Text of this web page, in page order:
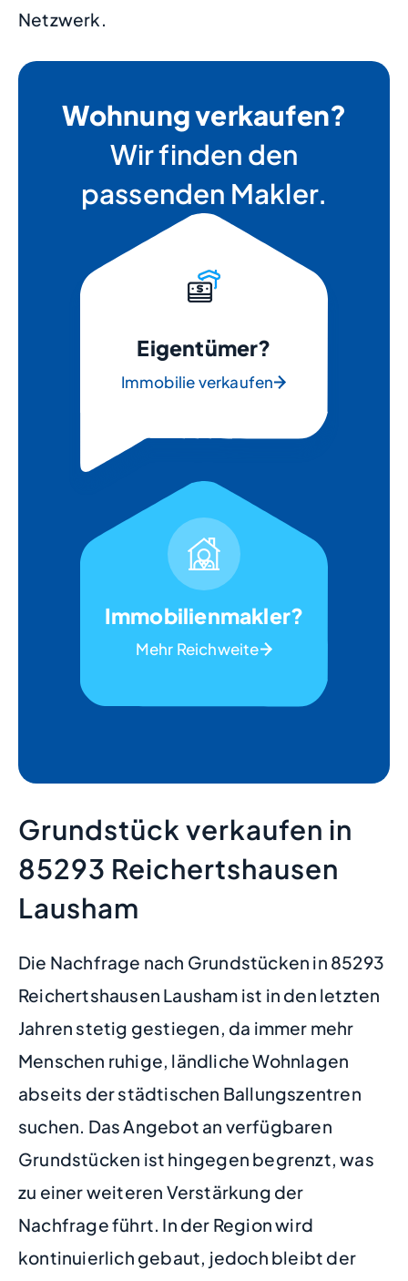
Netzwerk.
Wohnung verkaufen?
Wir finden den
passenden Makler.
Eigentümer?
Immobilie verkaufen
Immobilienmakler?
Mehr Reichweite
Grundstück verkaufen in
85293 Reichertshausen
Lausham
Die Nachfrage nach Grundstücken in 85293
Reichertshausen Lausham ist in den letzten
Jahren stetig gestiegen, da immer mehr
Menschen ruhige, ländliche Wohnlagen
abseits der städtischen Ballungszentren
suchen. Das Angebot an verfügbaren
Grundstücken ist hingegen begrenzt, was
zu einer weiteren Verstärkung der
Nachfrage führt. In der Region wird
kontinuierlich gebaut, jedoch bleibt der